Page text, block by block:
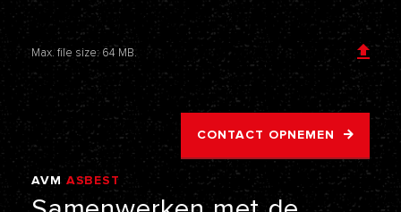
Voeg een bijlage toe
Max. file size: 64 MB.
CONTACT OPNEMEN
AVM ASBEST
VERWIJDERING